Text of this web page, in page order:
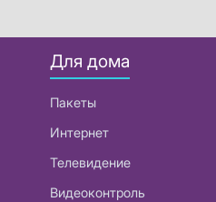
Для дома
Пакеты
Интернет
Телевидение
Видеоконтроль